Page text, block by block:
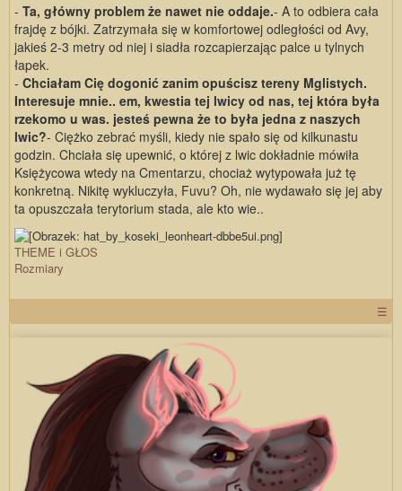
- Ta, główny problem że nawet nie oddaje.- A to odbiera cała
frajdę z bójki. Zatrzymała się w komfortowej odległości od Avy,
jakieś 2-3 metry od niej i siadła rozcapierzając palce u tylnych
łapek.
- Chciałam Cię dogonić zanim opuścisz tereny Mglistych.
Interesuje mnie.. em, kwestia tej lwicy od nas, tej która była
rzekomo u was. jesteś pewna że to była jedna z naszych
lwic?- Ciężko zebrać myśli, kiedy nie spało się od kilkunastu
godzin. Chciała się upewnić, o której z lwic dokładnie mówiła
Księżycowa wtedy na Cmentarzu, chociaż wytypowała już tę
konkretną. Nikitę wykluczyła, Fuvu? Oh, nie wydawało się jej aby
ta opuszczała terytorium stada, ale kto wie..
THEME i GŁOS
Rozmiary
☰